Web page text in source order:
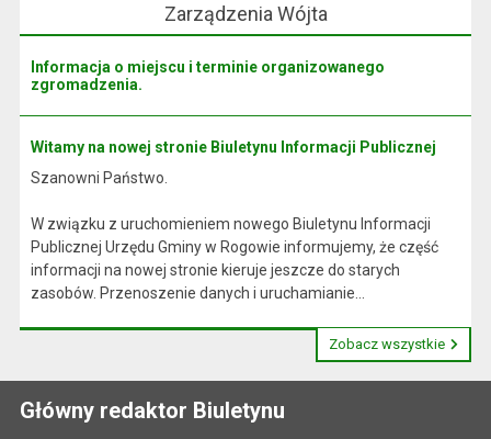
Zarządzenia Wójta
Informacja o miejscu i terminie organizowanego
zgromadzenia.
Witamy na nowej stronie Biuletynu Informacji Publicznej
Szanowni Państwo.
W związku z uruchomieniem nowego Biuletynu Informacji
Publicznej Urzędu Gminy w Rogowie informujemy, że część
informacji na nowej stronie kieruje jeszcze do starych
zasobów. Przenoszenie danych i uruchamianie...
Zobacz wszystkie
Główny redaktor Biuletynu